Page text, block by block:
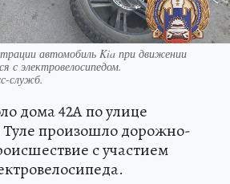
автомобиль Kia при движении
с электровелосипедом.
служб.
дома 42А по улице
произошло дорожно-
с участием